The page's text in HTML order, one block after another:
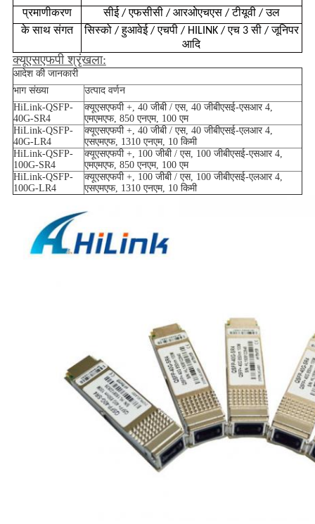
प्रमाणीकरण
सीई / एफसीसी / आरओएचएस / टीयूवी / उल
के साथ संगत
सिस्को / हुआवेई / एचपी / HILINK / एच 3 सी / जूनिपर
आदि
क्यूएसएफपी श्रृंखला:
आदेश की जानकारी
भाग संख्या
उत्पाद वर्णन
HiLink-QSFP-
40G-SR4
क्यूएसएफपी +, 40 जीबी / एस, 40 जीबीएसई-एसआर 4,
एमएमएफ, 850 एनएम, 100 एम
HiLink-QSFP-
40G-LR4
क्यूएसएफपी +, 40 जीबी / एस, 40 जीबीएसई-एलआर 4,
एसएमएफ, 1310 एनएम, 10 किमी
HiLink-QSFP-
100G-SR4
क्यूएसएफपी +, 100 जीबी / एस, 100 जीबीएसई-एसआर 4,
एमएमएफ, 850 एनएम, 100 एम
HiLink-QSFP-
100G-LR4
क्यूएसएफपी +, 100 जीबी / एस, 100 जीबीएसई-एलआर 4,
एसएमएफ, 1310 एनएम, 10 किमी